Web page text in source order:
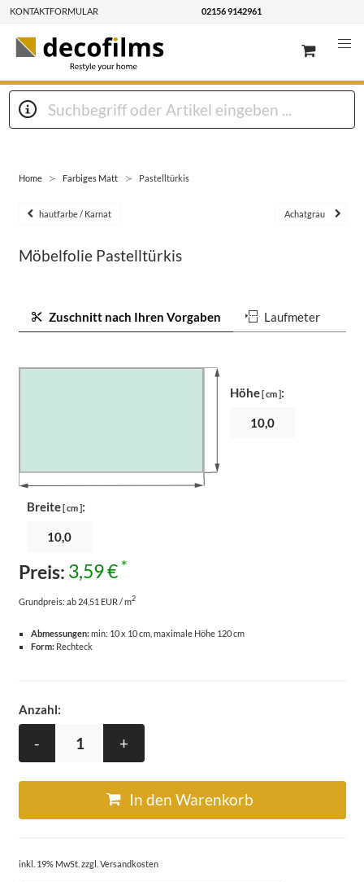
KONTAKTFORMULAR 02156 9142961
Home Farbiges Matt Pastelltürkis
hautfarbe / Karnat Achatgrau
Möbelfolie Pastelltürkis
Zuschnitt nach Ihren Vorgaben Laufmeter
Breite[ cm ]:
Höhe[ cm ]:
Preis: 3,59 € *
Grundpreis: ab 24,51 EUR / m2
Abmessungen:min: 10 x 10 cm, maximale Höhe 120 cm
Form:Rechteck
Anzahl:
- +
In den Warenkorb
inkl. 19% MwSt. zzgl. Versandkosten